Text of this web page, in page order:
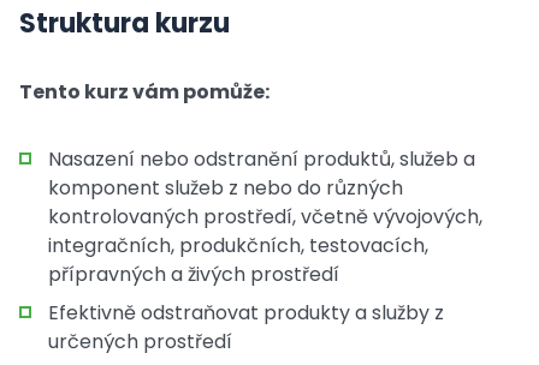
Struktura kurzu
Tento kurz vám pomůže:
Nasazení nebo odstranění produktů, služeb a
komponent služeb z nebo do různých
kontrolovaných prostředí, včetně vývojových,
integračních, produkčních, testovacích,
přípravných a živých prostředí
Efektivně odstraňovat produkty a služby z
určených prostředí